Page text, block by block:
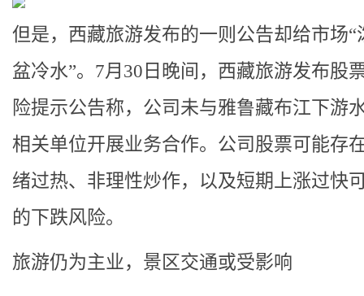
但是，西藏旅游发布的一则公告却给市场“
盆冷水”。7月30日晚间，西藏旅游发布股
险提示公告称，公司未与雅鲁藏布江下游
相关单位开展业务合作。公司股票可能存
绪过热、非理性炒作，以及短期上涨过快
的下跌风险。
旅游仍为主业，景区交通或受影响